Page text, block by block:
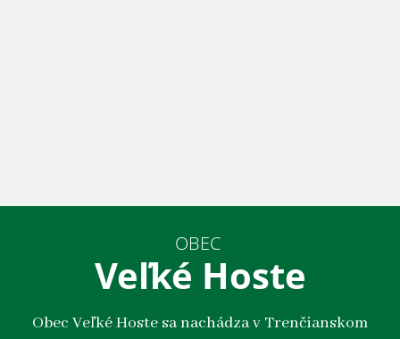
OBEC
Veľké Hoste
Obec Veľké Hoste sa nachádza v Trenčianskom